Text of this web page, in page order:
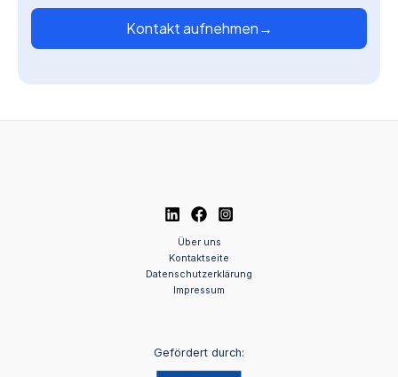
Kontakt aufnehmen→
Über uns
Kontaktseite
Datenschutzerklärung
Impressum
Gefördert durch: